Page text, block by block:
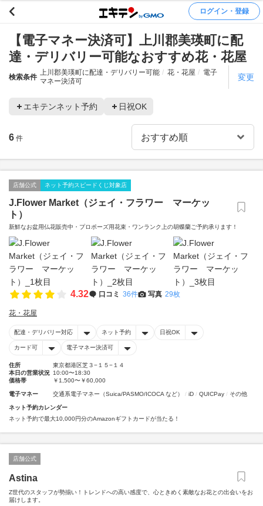
ログイン・登録
【電子マネー決済可】上川郡美瑛町に配
達・デリバリー可能なおすすめ花・花屋
検索条件
上川郡美瑛町に配達・デリバリー可能 花・花屋
電子
マネー決済可
変更
エキテンネット予約 日祝OK
6 件
店舗公式 ネット予約スピードくじ対象店
J.Flower Market（ジェイ・フラワー マーケッ
ト）
新鮮なお盆用仏花販売中・プロポーズ用花束・ワンランク上の胡蝶蘭ご予約承ります！
4.32 口コミ 36件 写真 29枚
花・花屋
配達・デリバリー対応 ネット予約 日祝OK
カード可 電子マネー決済可
住所
東京都港区芝３−１５−１４
本日の営業状況 10:00〜18:30
価格帯
￥1,500〜￥60,000
電子マネー 交通系電子マネー（Suica/PASMO/ICOCA など） iD QUICPay その他
ネット予約カレンダー
ネット予約で最大10,000円分のAmazonギフトカードが当たる！
店舗公式
Astina
Z世代のスタッフが勢揃い！トレンドへの高い感度で、心ときめく素敵なお花との出会いをお
届けします。